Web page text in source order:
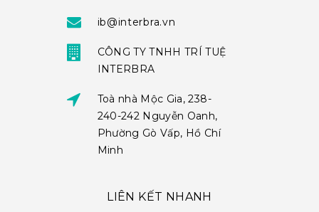
ib@interbra.vn
CÔNG TY TNHH TRÍ TUỆ
INTERBRA
Toà nhà Mộc Gia, 238-
240-242 Nguyễn Oanh,
Phường Gò Vấp, Hồ Chí
Minh
LIÊN KẾT NHANH